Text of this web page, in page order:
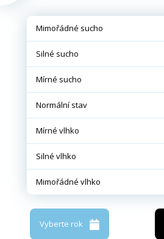
Mimořádné sucho
Silné sucho
Mírné sucho
Normální stav
Mírné vlhko
Silné vlhko
Mimořádné vlhko
Vyberte rok